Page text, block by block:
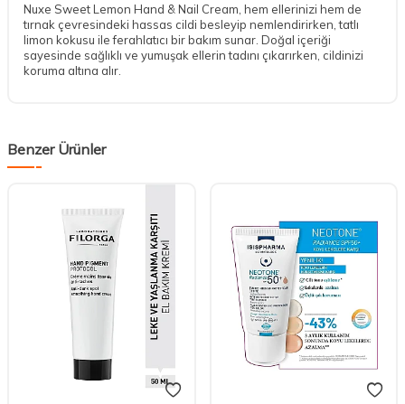
Nuxe Sweet Lemon Hand & Nail Cream, hem ellerinizi hem de
tırnak çevresindeki hassas cildi besleyip nemlendirirken, tatlı
limon kokusu ile ferahlatıcı bir bakım sunar. Doğal içeriği
sayesinde sağlıklı ve yumuşak ellerin tadını çıkarırken, cildinizi
koruma altına alır.
Benzer Ürünler